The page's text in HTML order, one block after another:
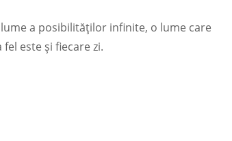
a posibilităților infinite, o lume care
este și fiecare zi.